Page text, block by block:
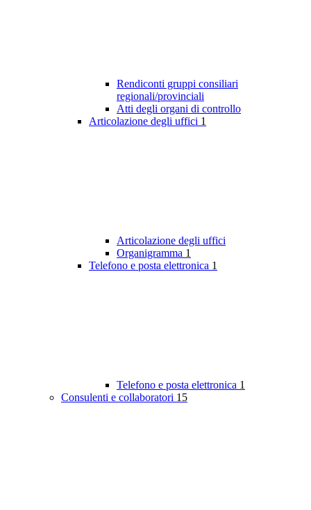
Rendiconti gruppi consiliari
regionali/provinciali
Atti degli organi di controllo
Articolazione degli uffici 1
Articolazione degli uffici
Organigramma 1
Telefono e posta elettronica 1
Telefono e posta elettronica 1
Consulenti e collaboratori 15